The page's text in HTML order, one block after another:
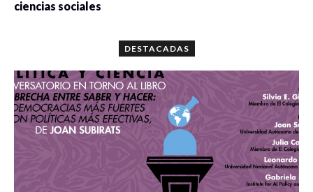
ciencias sociales
DESTACADAS